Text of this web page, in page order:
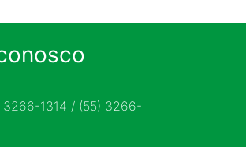
3266-1314 / (55) 3266-